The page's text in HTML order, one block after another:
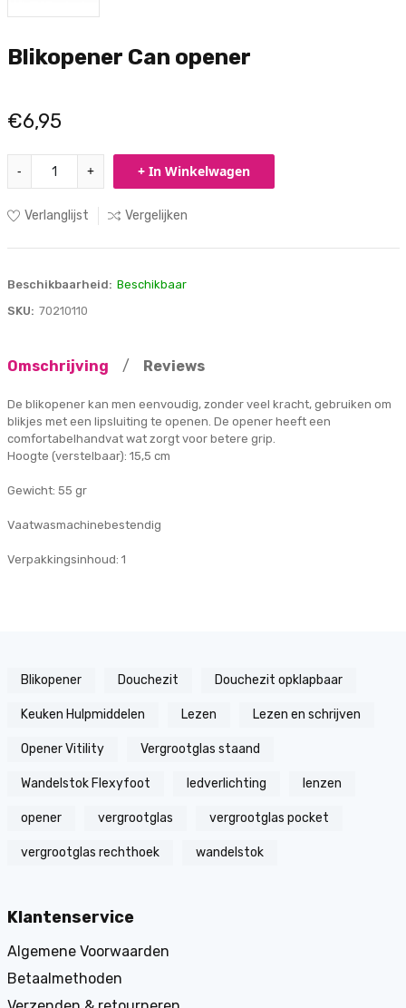
Blikopener Can opener
€6,95
- + + In Winkelwagen
Verlanglijst Vergelijken
Beschikbaarheid: Beschikbaar
SKU: 70210110
Omschrijving / Reviews
De blikopener kan men eenvoudig, zonder veel kracht, gebruiken om
blikjes met een lipsluiting te openen. De opener heeft een
comfortabelhandvat wat zorgt voor betere grip.
Hoogte (verstelbaar): 15,5 cm
Gewicht: 55 gr
Vaatwasmachinebestendig
Verpakkingsinhoud: 1
Blikopener Douchezit Douchezit opklapbaar
Keuken Hulpmiddelen Lezen Lezen en schrijven
Opener Vitility Vergrootglas staand
Wandelstok Flexyfoot ledverlichting lenzen
opener vergrootglas vergrootglas pocket
vergrootglas rechthoek wandelstok
Klantenservice
Algemene Voorwaarden
Betaalmethoden